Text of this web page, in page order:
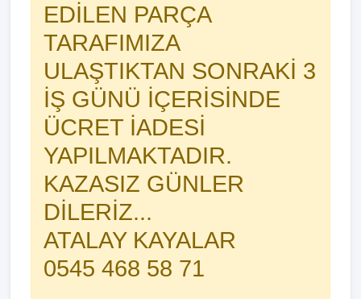
EDİLEN PARÇA
TARAFIMIZA
ULAŞTIKTAN SONRAKİ 3
İŞ GÜNÜ İÇERİSİNDE
ÜCRET İADESİ
YAPILMAKTADIR.
KAZASIZ GÜNLER
DİLERİZ...
ATALAY KAYALAR
0545 468 58 71